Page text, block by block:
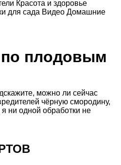
Красота и здоровье
для сада Видео Домашние
плодовым
можно ли сейчас
чёрную смородину,
ни одной обработки не